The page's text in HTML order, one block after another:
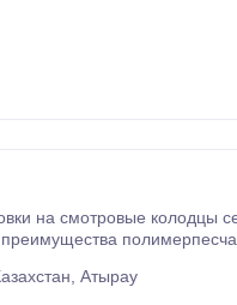
колодцы сетей водопровода,
Атырау